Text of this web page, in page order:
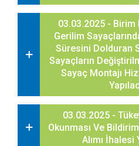
03.03.2025 - Birim
Gerilim
Süresini Dolduran
Sayaçların
Sayaç Montajı
03.03.2025 -
Okunması Ve
Alımı İhalesi